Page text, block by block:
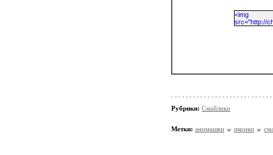
Рубрики: Смайлики
Метки: анимашки иконки